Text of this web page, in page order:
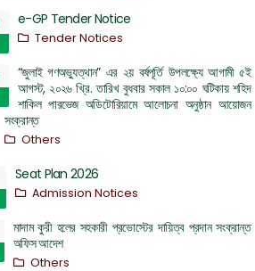
e-GP Tender Notice
Tender Notices
“জুলাই গণঅভ্যুত্থান” এর ২য় বর্ষপূর্তি উপলক্ষ্যে আগামী ৫ই
আগস্ট, ২০২৬ খ্রি. তারিখ বুধবার সকাল ১০:০০ ঘটিকায় শহিদ
শাকিল পারভেজ অডিটোরিয়ামে আলোচনা অনুষ্ঠান আয়োজন
সংক্রান্ত
Others
Seat Plan 2026
Admission Notices
মাদাম কুরী হলের সহকারী প্রভোস্টের দায়িত্ব প্রদান সংক্রান্ত
অফিস আদেশ
Others